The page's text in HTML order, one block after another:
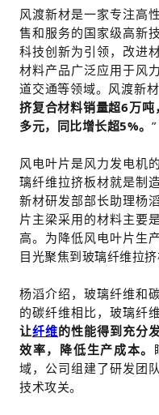
风渡新材是一家专注高
售和服务的国家级高新
科技创新为引领，改进
材料产品广泛应用于风
道交通等领域。风渡新
挤复合材料销量超6万
多元，同比增长超5%。 ”
风电叶片是风力发电机
璃纤维拉挤板材就是制
新材研发部部长助理杨
片主梁采用的材料主要
高。为降低风电叶片生
目光聚焦到玻璃纤维拉挤
杨滔介绍，玻璃纤维和
的碳纤维相比，玻璃纤
让纤维的性能得到充分
效率，降低生产成本。
域，公司组建了研发团
技术攻关。